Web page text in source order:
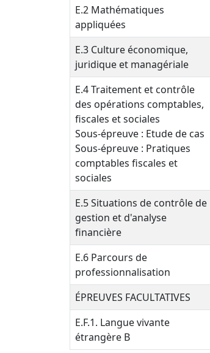
E.2 Mathématiques
appliquées
E.3 Culture économique,
juridique et managériale
E.4 Traitement et contrôle
des opérations comptables,
fiscales et sociales
Sous-épreuve : Etude de cas
Sous-épreuve : Pratiques
comptables fiscales et
sociales
E.5 Situations de contrôle de
gestion et d'analyse
financière
E.6 Parcours de
professionnalisation
ÉPREUVES FACULTATIVES
E.F.1. Langue vivante
étrangère B